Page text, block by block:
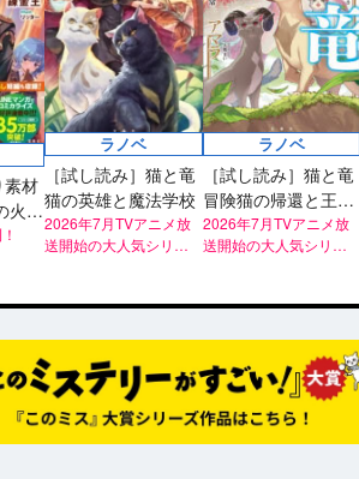
材
火山
ラノベ
［試し読み］猫と竜
猫の英雄と魔法学校
2026年7月TVアニメ放
送開始の大人気シリー
ラノベ
［試し読み］猫と竜
冒険猫の帰還と王都
の日常
2026年7月TVアニメ放
送開始の大人気シリー